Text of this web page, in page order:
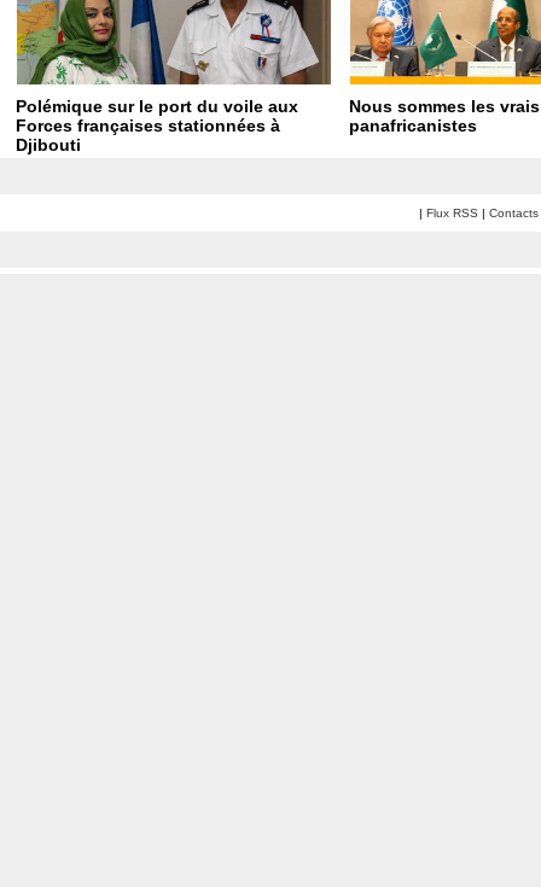
Polémique sur le port du voile aux
Forces françaises stationnées à
Djibouti
Nous sommes les vrais
panafricanistes
| Flux RSS | Contacts